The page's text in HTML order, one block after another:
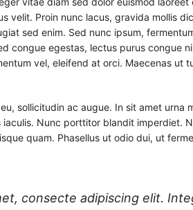
velit. Proin nunc lacus, gravida mollis
sed enim. Sed nunc ipsum,
congue egestas, lectus purus congue
vel, eleifend at orci. Maecenas ut
sollicitudin ac augue. In sit amet urna
Nunc porttitor blandit imperdiet.
quam. Phasellus ut odio dui, ut
consecte adipiscing elit.